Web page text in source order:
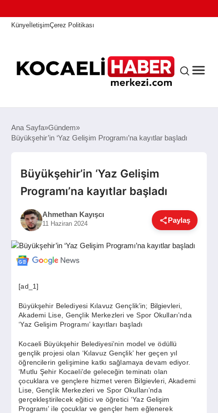
KünyeİletişimÇerez Politikası
ANASAYFA
ASAYIŞ
GÜNDEM
SIYASET
DÜNYA
SAĞLIK
Ana Sayfa Gündem
Büyükşehir’in ‘Yaz Gelişim Programı’na kayıtlar başladı
Büyükşehir’in ‘Yaz Gelişim
Programı’na kayıtlar başladı
Ahmethan Kayışcı
11 Haziran 2024 Paylaş
[ad_1]
Büyükşehir Belediyesi Kılavuz Gençlik’in; Bilgievleri,
Akademi Lise, Gençlik Merkezleri ve Spor Okulları’nda
‘Yaz Gelişim Programı’ kayıtları başladı
Kocaeli Büyükşehir Belediyesi’nin model ve ödüllü
gençlik projesi olan ‘Kılavuz Gençlik’ her geçen yıl
öğrencilerin gelişimine katkı sağlamaya devam ediyor.
‘Mutlu Şehir Kocaeli’de geleceğin teminatı olan
çocuklara ve gençlere hizmet veren Bilgievleri, Akademi
Lise, Gençlik Merkezleri ve Spor Okulları’nda
gerçekleştirilecek eğitici ve öğretici ‘Yaz Gelişim
Programı’ ile çocuklar ve gençler hem eğlenerek